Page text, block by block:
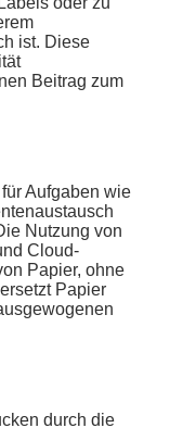
ist. Diese
Beitrag zum
Aufgaben wie
Nutzung von
Cloud-
Papier, ohne
Papier
durch die